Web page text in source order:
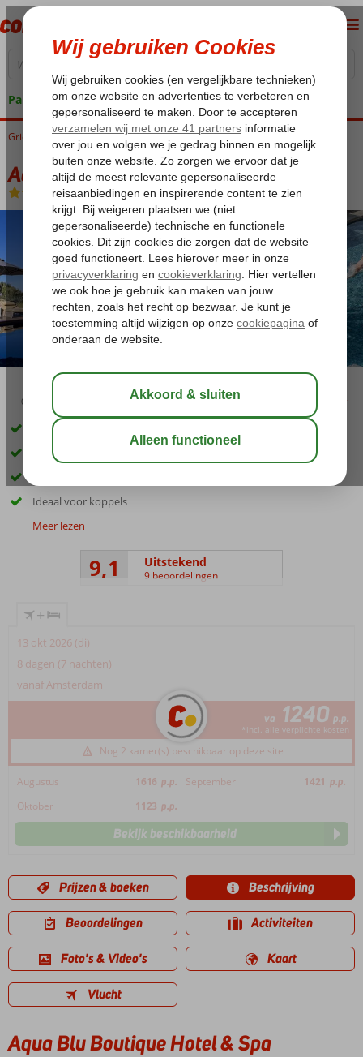
Pakketgarantie
Home
Griekenland Kos Kos-Stad Lambi Aqua Blu Boutique Hotel & Spa
Aqua Blu Boutique Hotel & Spa
Logies en ontbijt-Hotel
03:45 aug 32°C
Only Adult: min. leeftijd 17 jaar
Op korte afstand van Kos-Stad
Ideaal voor koppels
Meer lezen
9,1 Uitstekend
9 beoordelingen
+
13 okt 2026 (di)
8 dagen (7 nachten)
vanaf Amsterdam
va 1240 p.p.
*incl. alle verplichte kosten
Nog 2 kamer(s) beschikbaar op deze site
Augustus 1616 p.p. September 1421 p.p.
Oktober
1123 p.p.
Bekijk beschikbaarheid
Prijzen & boeken Beschrijving
Beoordelingen Activiteiten
Foto's & Video's Kaart
Vlucht
Aqua Blu Boutique Hotel & Spa